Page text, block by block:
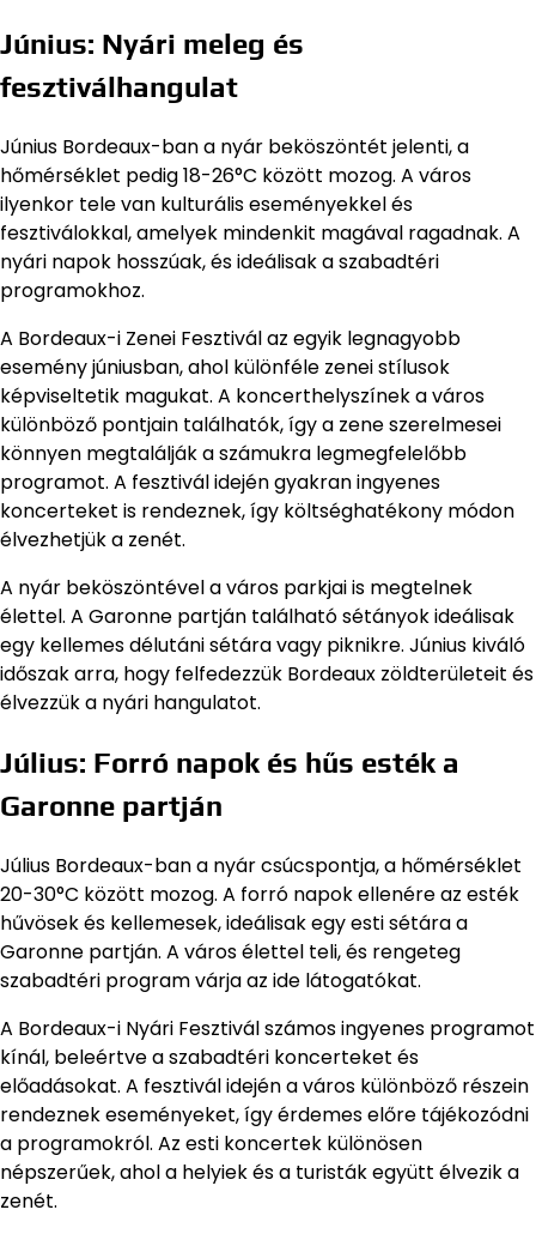
Június: Nyári meleg és
fesztiválhangulat
Június Bordeaux-ban a nyár beköszöntét jelenti, a
hőmérséklet pedig 18-26°C között mozog. A város
ilyenkor tele van kulturális eseményekkel és
fesztiválokkal, amelyek mindenkit magával ragadnak. A
nyári napok hosszúak, és ideálisak a szabadtéri
programokhoz.
A Bordeaux-i Zenei Fesztivál az egyik legnagyobb
esemény júniusban, ahol különféle zenei stílusok
képviseltetik magukat. A koncerthelyszínek a város
különböző pontjain találhatók, így a zene szerelmesei
könnyen megtalálják a számukra legmegfelelőbb
programot. A fesztivál idején gyakran ingyenes
koncerteket is rendeznek, így költséghatékony módon
élvezhetjük a zenét.
A nyár beköszöntével a város parkjai is megtelnek
élettel. A Garonne partján található sétányok ideálisak
egy kellemes délutáni sétára vagy piknikre. Június kiváló
időszak arra, hogy felfedezzük Bordeaux zöldterületeit és
élvezzük a nyári hangulatot.
Július: Forró napok és hűs esték a
Garonne partján
Július Bordeaux-ban a nyár csúcspontja, a hőmérséklet
20-30°C között mozog. A forró napok ellenére az esték
hűvösek és kellemesek, ideálisak egy esti sétára a
Garonne partján. A város élettel teli, és rengeteg
szabadtéri program várja az ide látogatókat.
A Bordeaux-i Nyári Fesztivál számos ingyenes programot
kínál, beleértve a szabadtéri koncerteket és
előadásokat. A fesztivál idején a város különböző részein
rendeznek eseményeket, így érdemes előre tájékozódni
a programokról. Az esti koncertek különösen
népszerűek, ahol a helyiek és a turisták együtt élvezik a
zenét.